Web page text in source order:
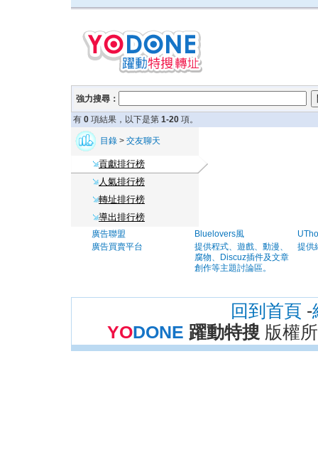
強力搜尋：
有 0 項結果，以下是第 1-20 項。
目錄 > 交友聊天
貢獻排行榜
人氣排行榜
轉址排行榜
導出排行榜
廣告聯盟
廣告買賣平台
Bluelovers風
提供程式、遊戲、動漫、
腐物、Discuz插件及文章
創作等主題討論區。
提供
回到首頁 -
YODONE 躍動特搜 版權